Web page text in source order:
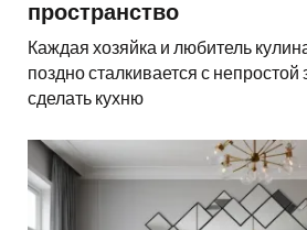
пространство
Каждая хозяйка и любитель
поздно сталкивается с
сделать кухню